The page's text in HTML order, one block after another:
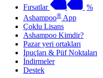
Fırsatlar
%
Ashampoo® App
Çoklu Lisans
Ashampoo Kimdir?
Pazar yeri ortakları
İpuçları & Püf Noktaları
İndirmeler
Destek